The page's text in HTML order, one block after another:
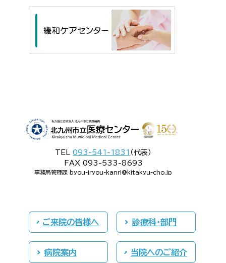
TEL093-541-1831 （代表）
FAX 093-533-8693
事務局管理課 byou-iryou-kanri@kitakyu-cho.jp
ご来院の皆様へ 診療科・部門
病院案内 当院へのご紹介